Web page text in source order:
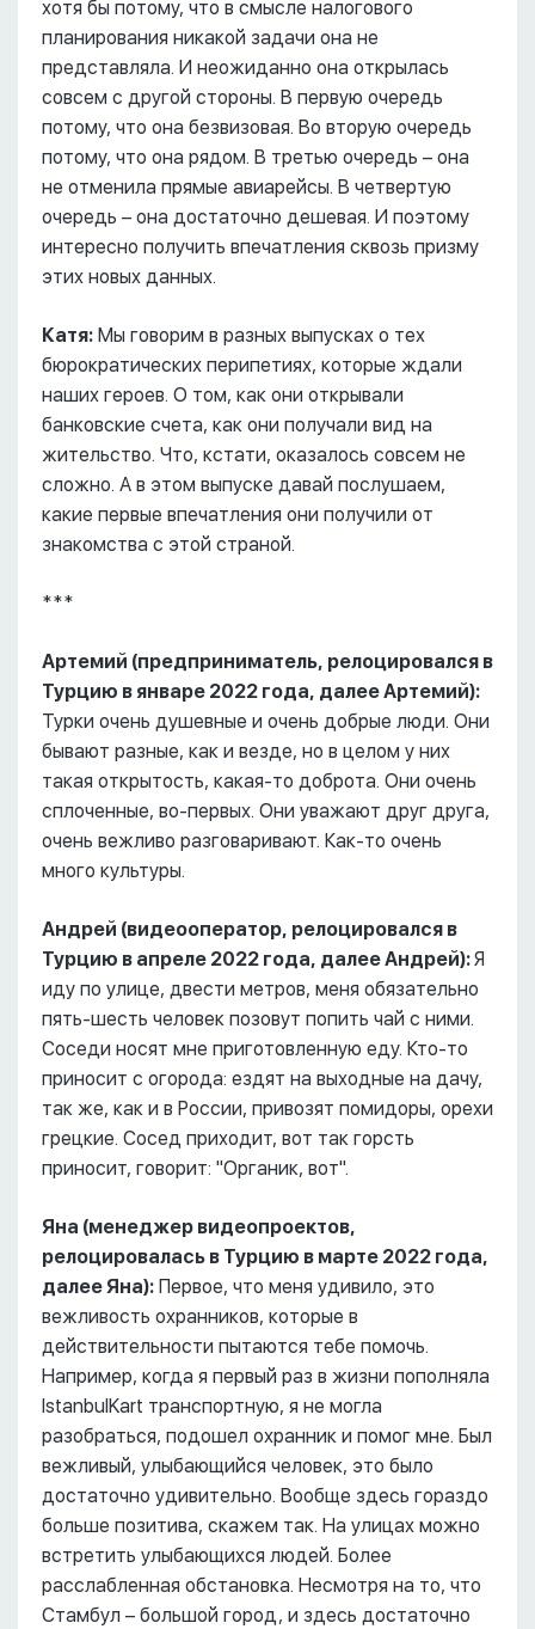
хотя бы потому, что в смысле налогового
планирования никакой задачи она не
представляла. И неожиданно она открылась
совсем с другой стороны. В первую очередь
потому, что она безвизовая. Во вторую очередь
потому, что она рядом. В третью очередь – она
не отменила прямые авиарейсы. В четвертую
очередь – она достаточно дешевая. И поэтому
интересно получить впечатления сквозь призму
этих новых данных.
Катя: Мы говорим в разных выпусках о тех
бюрократических перипетиях, которые ждали
наших героев. О том, как они открывали
банковские счета, как они получали вид на
жительство. Что, кстати, оказалось совсем не
сложно. А в этом выпуске давай послушаем,
какие первые впечатления они получили от
знакомства с этой страной.
***
Артемий (предприниматель, релоцировался в
Турцию в январе 2022 года, далее Артемий):
Турки очень душевные и очень добрые люди. Они
бывают разные, как и везде, но в целом у них
такая открытость, какая-то доброта. Они очень
сплоченные, во-первых. Они уважают друг друга,
очень вежливо разговаривают. Как-то очень
много культуры.
Андрей (видеооператор, релоцировался в
Турцию в апреле 2022 года, далее Андрей):Я
иду по улице, двести метров, меня обязательно
пять-шесть человек позовут попить чай с ними.
Соседи носят мне приготовленную еду. Кто-то
приносит с огорода: ездят на выходные на дачу,
так же, как и в России, привозят помидоры, орехи
грецкие. Сосед приходит, вот так горсть
приносит, говорит: "Органик, вот".
Яна (менеджер видеопроектов,
релоцировалась в Турцию в марте 2022 года,
далее Яна): Первое, что меня удивило, это
вежливость охранников, которые в
действительности пытаются тебе помочь.
Например, когда я первый раз в жизни пополняла
IstanbulKart транспортную, я не могла
разобраться, подошел охранник и помог мне. Был
вежливый, улыбающийся человек, это было
достаточно удивительно. Вообще здесь гораздо
больше позитива, скажем так. На улицах можно
встретить улыбающихся людей. Более
расслабленная обстановка. Несмотря на то, что
Стамбул – большой город, и здесь достаточно